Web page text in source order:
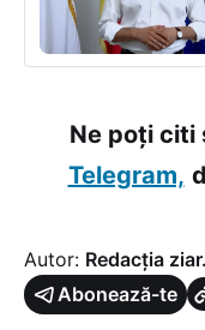
Ne poți citi
Telegram,
Autor: Redacția
Abonează-te